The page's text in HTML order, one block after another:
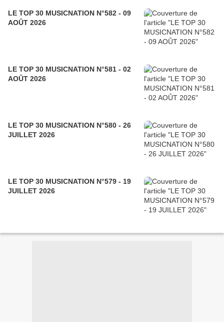
LE TOP 30 MUSICNATION N°582 - 09
AOÛT 2026
LE TOP 30 MUSICNATION N°581 - 02
AOÛT 2026
LE TOP 30 MUSICNATION N°580 - 26
JUILLET 2026
LE TOP 30 MUSICNATION N°579 - 19
JUILLET 2026